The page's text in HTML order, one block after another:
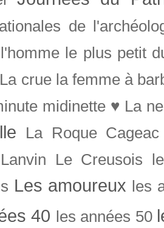
de
l'homme le plus petit
La crue la femme à
midinette ♥ La
La Roque Cageac
Lanvin Le Creusois
Les amoureux les
40 les années 50